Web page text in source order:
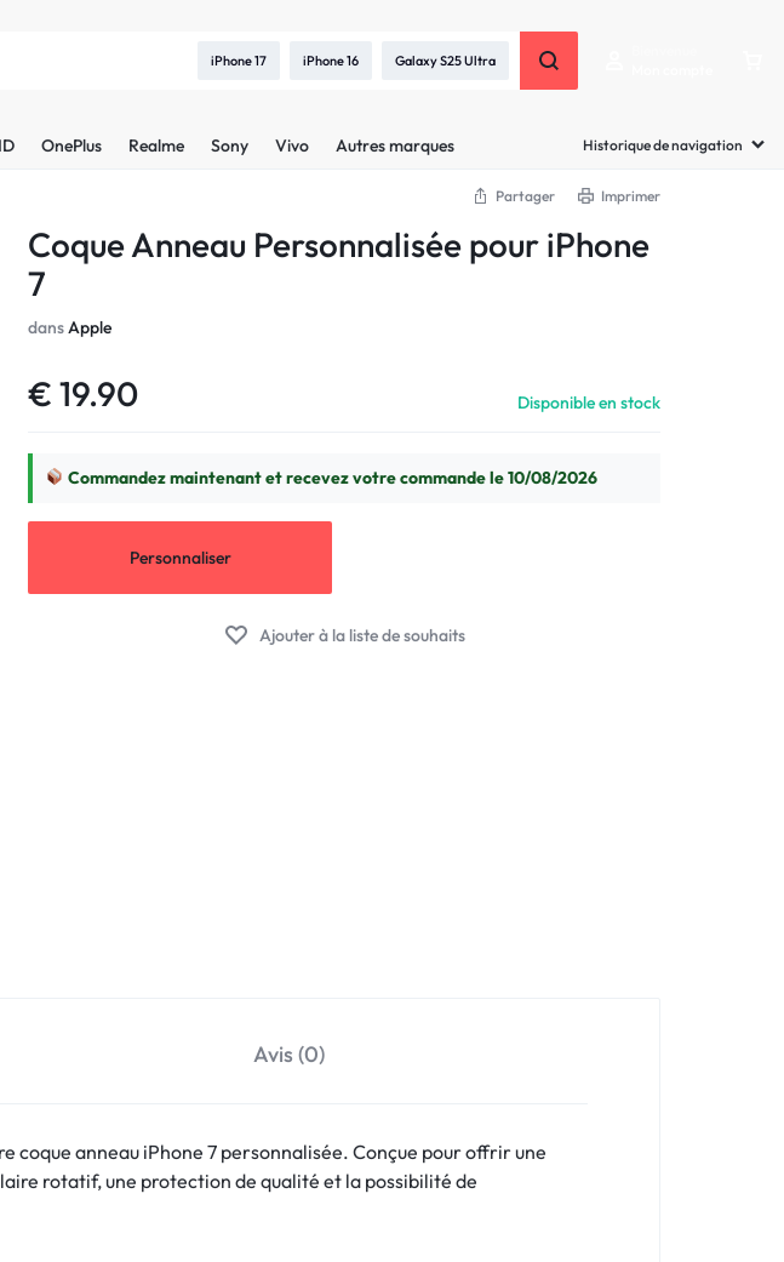
iPhone 17 iPhone 16 Galaxy S25 Ultra
OnePlus Realme Sony Vivo Autres marques Historique de navigation
Partager Imprimer
Coque Anneau Personnalisée pour iPhone
7
dansApple
€ 19.90 Disponible en stock
Commandez maintenant et recevez votre commande le 10/08/2026
Personnaliser
Avis (0)
coque anneau iPhone 7 personnalisée. Conçue pour offrir une
rotatif, une protection de qualité et la possibilité de